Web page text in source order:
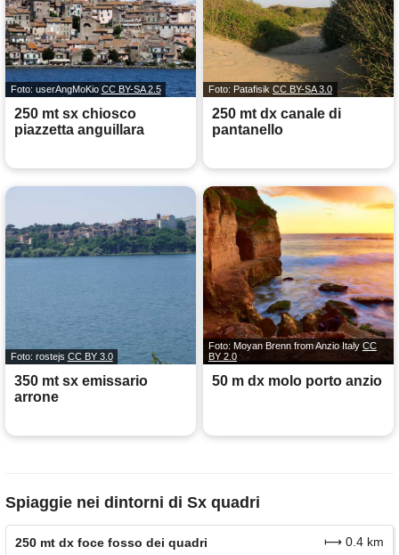
Foto: userAngMoKio CC BY-SA 2.5
250 mt sx chiosco
piazzetta anguillara
Foto: Patafisik CC BY-SA 3.0
250 mt dx canale di
pantanello
Foto: rostejs CC BY 3.0
350 mt sx emissario
arrone
Foto: Moyan Brenn from Anzio Italy CC
BY 2.0
50 m dx molo porto anzio
Spiaggie nei dintorni di Sx quadri
250 mt dx foce fosso dei quadri
⟼ 0.4 km